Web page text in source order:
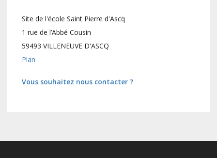
Site de l'école Saint Pierre d'Ascq
1 rue de l’Abbé Cousin
59493 VILLENEUVE D'ASCQ
Plan
Vous souhaitez nous contacter ?